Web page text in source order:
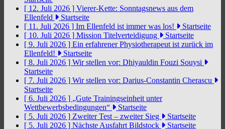
[ 12. Juli 2026 ] Vierer-Kette: Sonntagsnews aus dem
Ellenfeld
Startseite
[ 11. Juli 2026 ] Im Ellenfeld ist immer was los!
Startseite
[ 10. Juli 2026 ] Mission Titelverteidigung
Startseite
[ 9. Juli 2026 ] Ein erfahrener Physiotherapeut ist zurück im
Ellenfeld!
Startseite
[ 8. Juli 2026 ] Wir stellen vor: Dhiyauldin Fouzi Souysi
Startseite
[ 7. Juli 2026 ] Wir stellen vor: Darius-Constantin Cherascu
Startseite
[ 6. Juli 2026 ] „Gute Trainingseinheit unter
Wettbewerbsbedingungen“
Startseite
[ 5. Juli 2026 ] Zweiter Test – zweiter Sieg
Startseite
[ 5. Juli 2026 ] Nächste Ausfahrt Bildstock
Startseite